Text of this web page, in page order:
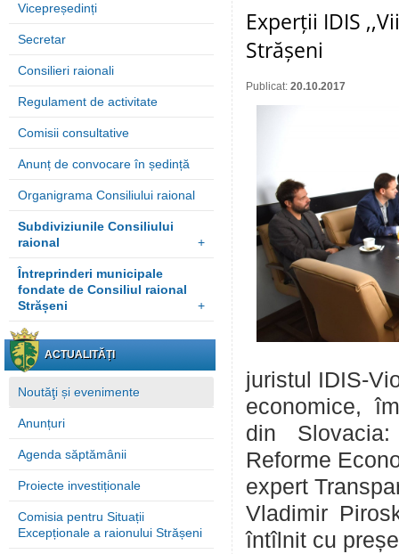
Vicepreședinți
Secretar
Consilieri raionali
Regulament de activitate
Comisii consultative
Anunț de convocare în ședință
Organigrama Consiliului raional
Subdiviziunile Consiliului
raional
+
Întreprinderi municipale
fondate de Consiliul raional
Strășeni
+
ACTUALITĂȚI
Noutăţi și evenimente
Anunțuri
Agenda săptămânii
Proiecte investiționale
Comisia pentru Situații
Excepționale a raionului Strășeni
Experții IDIS
Strășeni
Publicat: 20.10.2017
juristul IDIS-
economice,
din
Reforme
expert
Vladimir
întîlnit cu